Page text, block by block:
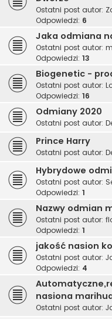
Ostatni post autor:
Odpowiedzi: 6
Jaka odmiana
Ostatni post autor:
Odpowiedzi: 13
Biogenetic -
Ostatni post autor:
Odpowiedzi: 16
Odmiany 2020
Ostatni post autor:
Prince Harry
Ostatni post autor:
Hybrydowe
Ostatni post autor:
Odpowiedzi: 1
Nazwy odmian
Ostatni post autor:
Odpowiedzi: 1
jakość nasion
Ostatni post autor:
Odpowiedzi: 4
nasiona
Ostatni post autor: